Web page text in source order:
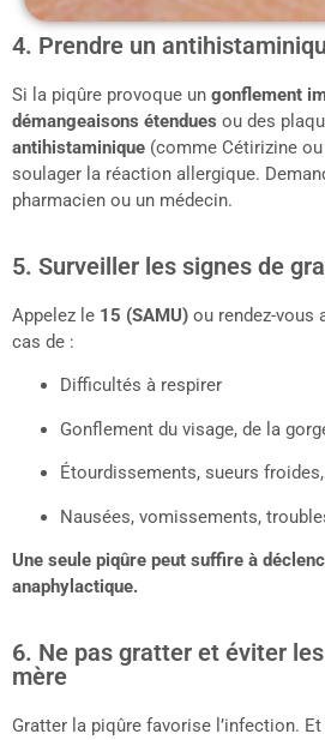
4. Prendre un
Si la piqûre provoque un gonflement
démangeaisons étendues ou des
antihistaminique (comme Cétirizine
soulager la réaction allergique.
pharmacien ou un médecin.
5. Surveiller les signes de
Appelez le 15 (SAMU) ou rendez-vous
cas de :
Difficultés à respirer
Gonflement du visage, de la
Étourdissements, sueurs
Nausées, vomissements,
Une seule piqûre peut suffire à
anaphylactique.
6. Ne pas gratter et éviter
mère
Gratter la piqûre favorise l’infection.